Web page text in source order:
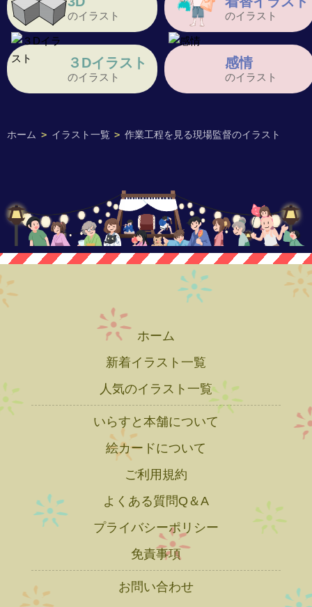
ホーム > イラスト一覧 > 作業工程を見る現場監督のイラスト
のイラスト のイラスト
３Dイラスト
のイラスト
感情
のイラスト
ホーム
新着イラスト一覧
人気のイラスト一覧
いらすと本舗について
絵カードについて
ご利用規約
よくある質問Q＆A
プライバシーポリシー
免責事項
お問い合わせ